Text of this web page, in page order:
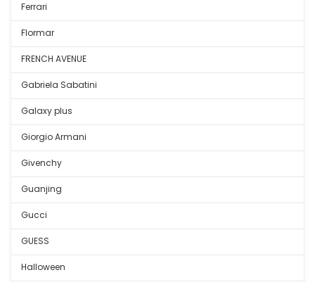
Ferrari
Flormar
FRENCH AVENUE
Gabriela Sabatini
Galaxy plus
Giorgio Armani
Givenchy
Guanjing
Gucci
GUESS
Halloween